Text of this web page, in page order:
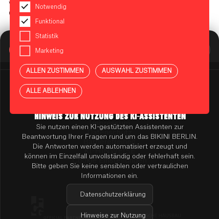
BIKINI BERLIN Assistent
HINWEIS ZUR NUTZUNG DES KI-ASSISTENTEN
Sie nutzen einen KI-gestützten Assistenten zur
Beantwortung Ihrer Fragen rund um das BIKINI BERLIN.
Die Antworten werden automatisiert erzeugt und
können im Einzelfall unvollständig oder fehlerhaft sein.
Bitte geben Sie keine sensiblen oder vertraulichen
Informationen ein.
Datenschutzerklärung
Hinweise zur Nutzung
Notwendig
Funktional
Statistik
Marketing
ALLEN ZUSTIMMEN AUSWAHL ZUSTIMMEN
ALLE ABLEHNEN
was das Weihnachts-Herz begehrt: leckere Lakrids,
Glühweinkräuter-Likör, frische Zweige und viel Liebe zum
Detail.
EG, BIKINI BERLIN
Mieterportal
Impressum
Datenschutz
Barrierefreiheit
Cookie Einstellungen